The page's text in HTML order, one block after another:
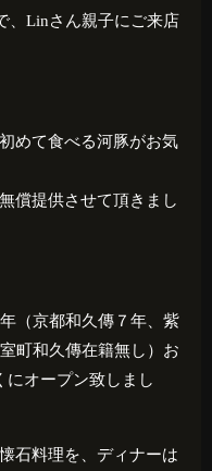
、Linさん親子にご来店
めて食べる河豚がお気
償提供させて頂きまし
年（京都和久傳７年、紫
町和久傳在籍無し）お
にオープン致しまし
石料理を、ディナーは